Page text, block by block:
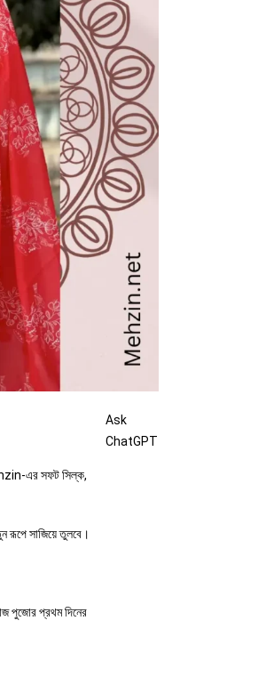
এর সফট সিল্ক,
রূপে সাজিয়ে তুলবে।
পুজোর প্রথম দিনের
Ask
ChatGPT